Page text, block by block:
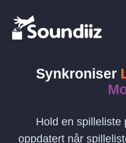
Synkroniser
Hold en spilleliste
oppdatert når